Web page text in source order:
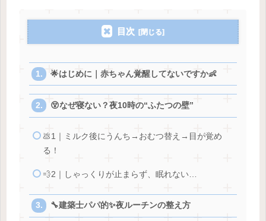
目次
🌟はじめに｜赤ちゃん覚醒してないですか👶
😵なぜ寝ない？夜10時の“ふたつの壁”
💩1｜ミルク後にうんち→おむつ替え→目が覚め
る！
💨2｜しゃっくりが止まらず、眠れない…
🔧建築士パパ的✨夜ルーチンの整え方